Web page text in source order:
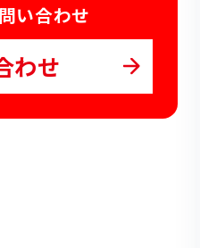
い合わせ
わせ